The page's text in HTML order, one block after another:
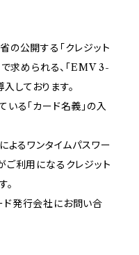
の公開する「クレジット
で求められる、「EMV 3-
しております。
る「カード名義」の入
よるワンタイムパスワー
ご利用になるクレジット
発行会社にお問い合